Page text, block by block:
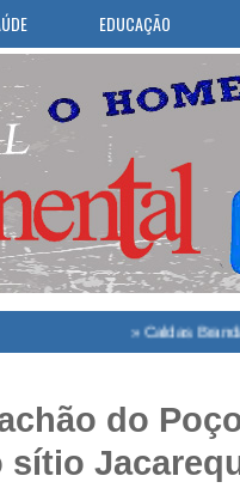
EDUCAÇÃO
Caldas Brandão amplia
do